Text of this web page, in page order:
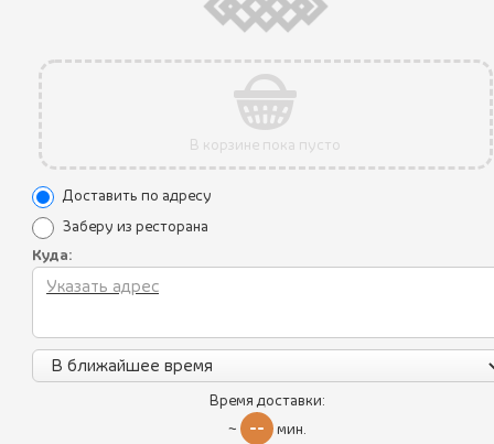
Все блюда
ХИНКАЛИ С ГОВЯДИНОЙ И
Состав:Хинкали с сочным и пряным фаршем из свинины с
говядиной и со специями (перец чили, лук репчатый, петрушка,
кинза, соль, перец черный молотый).
Мама, какие вкусные хинкали!
440руб.
0050
В корзине пока пусто
Доставить по адресу
Заберу из ресторана
Куда:
Время доставки:
~ -- мин.